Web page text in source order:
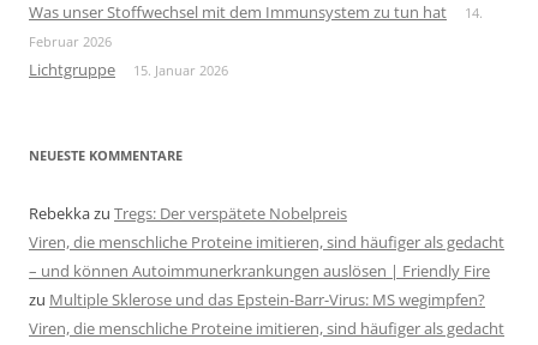
Was unser Stoffwechsel mit dem Immunsystem zu tun hat
14.
Februar 2026
Lichtgruppe 15. Januar 2026
NEUESTE KOMMENTARE
Rebekkazu Tregs: Der verspätete Nobelpreis
Viren, die menschliche Proteine imitieren, sind häufiger als gedacht
– und können Autoimmunerkrankungen auslösen | Friendly Fire
zu Multiple Sklerose und das Epstein-Barr-Virus: MS wegimpfen?
Viren, die menschliche Proteine imitieren, sind häufiger als gedacht